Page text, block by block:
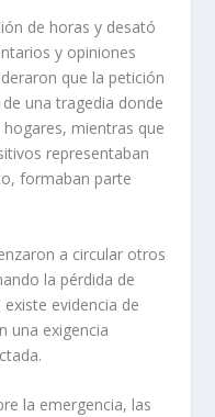
de horas y desató
y opiniones
que la petición
una tragedia donde
mientras que
representaban
formaban parte
a circular otros
la pérdida de
evidencia de
una exigencia
la emergencia, las